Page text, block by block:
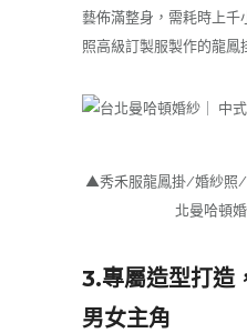
藝佈滿整身，需耗時上千
照高級訂製服製作的龍鳳
▲秀禾服龍鳳掛/婚紗照/
北曼哈頓
3.專屬造型打造
男女主角